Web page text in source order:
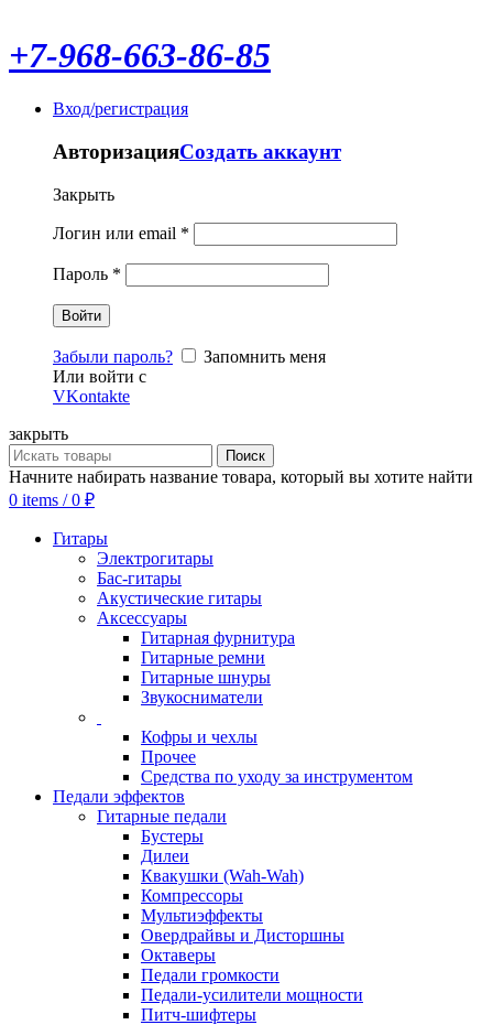
+7-968-663-86-85
Вход/регистрация
АвторизацияСоздать аккаунт
Закрыть
Логин или email *
Пароль *
Забыли пароль?
Запомнить меня
Или войти с
VKontakte
закрыть
Поиск
Начните набирать название товара, который вы хотите найти
0 items / 0 ₽
Гитары
Электрогитары
Бас-гитары
Акустические гитары
Аксессуары
Гитарная фурнитура
Гитарные ремни
Гитарные шнуры
Звукосниматели
Кофры и чехлы
Прочее
Средства по уходу за инструментом
Педали эффектов
Гитарные педали
Бустеры
Дилеи
Квакушки (Wah-Wah)
Компрессоры
Мультиэффекты
Овердрайвы и Дисторшны
Октаверы
Педали громкости
Педали-усилители мощности
Питч-шифтеры